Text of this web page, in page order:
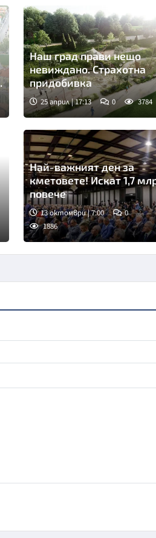
Наш град прави нещо
невиждано. Страхотна
придобивка
25 април | 17:13 0 3784
Най-важният ден за
кметовете! Искат 1,7
повече
13 октомври | 7:00
0
1886